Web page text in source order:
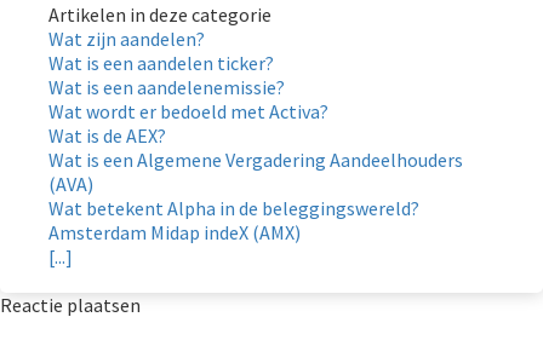
Artikelen in deze categorie
Wat zijn aandelen?
Wat is een aandelen ticker?
Wat is een aandelenemissie?
Wat wordt er bedoeld met Activa?
Wat is de AEX?
Wat is een Algemene Vergadering Aandeelhouders
(AVA)
Wat betekent Alpha in de beleggingswereld?
Amsterdam Midap indeX (AMX)
[...]
Reactie plaatsen